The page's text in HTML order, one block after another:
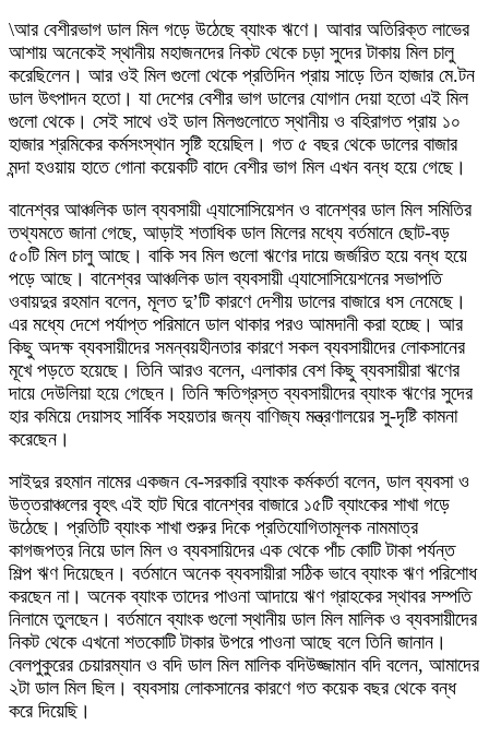
\আর বেশীরভাগ ডাল মিল গড়ে উঠেছে ব্যাংক ঋণে। আবার অতিরিক্ত লাভের
আশায় অনেকেই স্থানীয় মহাজনদের নিকট থেকে চড়া সুদের টাকায় মিল চালু
করেছিলেন। আর ওই মিল গুলো থেকে প্রতিদিন প্রায় সাড়ে তিন হাজার মে.টন
ডাল উৎপাদন হতো। যা দেশের বেশীর ভাগ ডালের যোগান দেয়া হতো এই মিল
গুলো থেকে। সেই সাথে ওই ডাল মিলগুলোতে স্থানীয় ও বহিরাগত প্রায় ১০
হাজার শ্রমিকের কর্মসংস্থান সৃষ্টি হয়েছিল। গত ৫ বছর থেকে ডালের বাজার
মন্দা হওয়ায় হাতে গোনা কয়েকটি বাদে বেশীর ভাগ মিল এখন বন্ধ হয়ে গেছে।
বানেশ্বর আঞ্চলিক ডাল ব্যবসায়ী এ্যাসোসিয়েশন ও বানেশ্বর ডাল মিল সমিতির
তথ্যমতে জানা গেছে, আড়াই শতাধিক ডাল মিলের মধ্যে বর্তমানে ছোট-বড়
৫০টি মিল চালু আছে। বাকি সব মিল গুলো ঋণের দায়ে জর্জরিত হয়ে বন্ধ হয়ে
পড়ে আছে। বানেশ্বর আঞ্চলিক ডাল ব্যবসায়ী এ্যাসোসিয়েশনের সভাপতি
ওবায়দুর রহমান বলেন, মূলত দু’টি কারণে দেশীয় ডালের বাজারে ধস নেমেছে।
এর মধ্যে দেশে পর্যাপ্ত পরিমানে ডাল থাকার পরও আমদানী করা হচ্ছে। আর
কিছু অদক্ষ ব্যবসায়ীদের সমন্বয়হীনতার কারণে সকল ব্যবসায়ীদের লোকসানের
মূখে পড়তে হয়েছে। তিনি আরও বলেন, এলাকার বেশ কিছু ব্যবসায়ীরা ঋণের
দায়ে দেউলিয়া হয়ে গেছেন। তিনি ক্ষতিগ্রস্ত ব্যবসায়ীদের ব্যাংক ঋণের সুদের
হার কমিয়ে দেয়াসহ সার্বিক সহয়তার জন্য বাণিজ্য মন্ত্রণালয়ের সু-দৃষ্টি কামনা
করেছেন।
সাইদুর রহমান নামের একজন বে-সরকারি ব্যাংক কর্মকর্তা বলেন, ডাল ব্যবসা ও
উত্তরাঞ্চলের বৃহৎ এই হাট ঘিরে বানেশ্বর বাজারে ১৫টি ব্যাংকের শাখা গড়ে
উঠেছে। প্রতিটি ব্যাংক শাখা শুরুর দিকে প্রতিযোগিতামূলক নামমাত্র
কাগজপত্র নিয়ে ডাল মিল ও ব্যবসায়িদের এক থেকে পাঁচ কোটি টাকা পর্যন্ত
শিল্প ঋণ দিয়েছেন। বর্তমানে অনেক ব্যবসায়ীরা সঠিক ভাবে ব্যাংক ঋণ পরিশোধ
করছেন না। অনেক ব্যাংক তাদের পাওনা আদায়ে ঋণ গ্রাহকের স্থাবর সম্পতি
নিলামে তুলছেন। বর্তমানে ব্যাংক গুলো স্থানীয় ডাল মিল মালিক ও ব্যবসায়ীদের
নিকট থেকে এখনো শতকোটি টাকার উপরে পাওনা আছে বলে তিনি জানান।
বেলপুকুরের চেয়ারম্যান ও বদি ডাল মিল মালিক বদিউজ্জামান বদি বলেন, আমাদের
২টা ডাল মিল ছিল। ব্যবসায় লোকসানের কারণে গত কয়েক বছর থেকে বন্ধ
করে দিয়েছি।